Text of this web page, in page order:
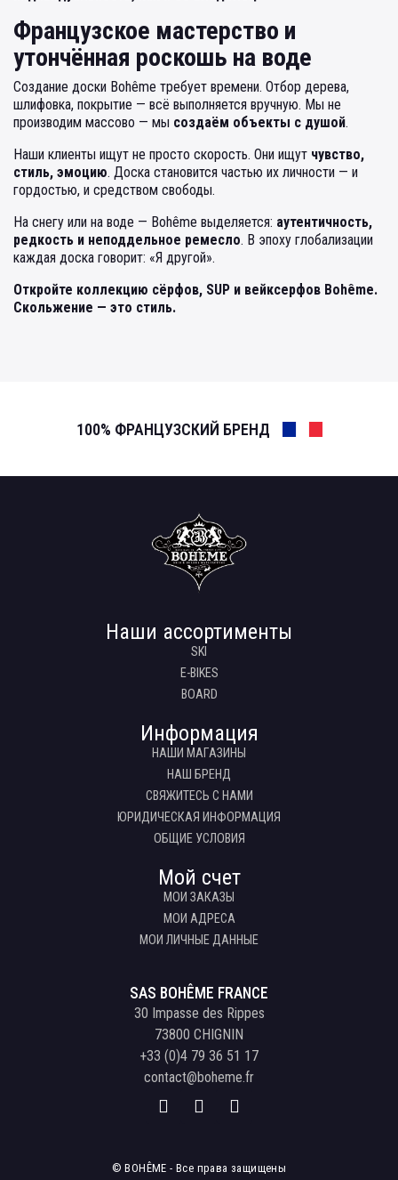
Французское мастерство и
утончённая роскошь на воде
Создание доски Bohême требует времени. Отбор дерева,
шлифовка, покрытие — всё выполняется вручную. Мы не
производим массово — мы создаём объекты с душой.
Наши клиенты ищут не просто скорость. Они ищут чувство,
стиль, эмоцию. Доска становится частью их личности — и
гордостью, и средством свободы.
На снегу или на воде — Bohême выделяется: аутентичность,
редкость и неподдельное ремесло. В эпоху глобализации
каждая доска говорит: «Я другой».
Откройте коллекцию сёрфов, SUP и вейксерфов Bohême.
Скольжение — это стиль.
100% ФРАНЦУЗСКИЙ БРЕНД
Наши ассортименты
SKI
E-BIKES
BOARD
Информация
НАШИ МАГАЗИНЫ
НАШ БРЕНД
СВЯЖИТЕСЬ С НАМИ
ЮРИДИЧЕСКАЯ ИНФОРМАЦИЯ
ОБЩИЕ УСЛОВИЯ
Мой счет
МОИ ЗАКАЗЫ
МОИ АДРЕСА
МОИ ЛИЧНЫЕ ДАННЫЕ
SAS BOHÊME FRANCE
30 Impasse des Rippes
73800 CHIGNIN
+33 (0)4 79 36 51 17
contact@boheme.fr
© BOHÊME - Все права защищены